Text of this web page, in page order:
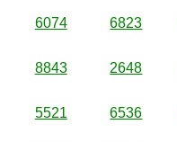
6074 6823
8843 2648
5521 6536